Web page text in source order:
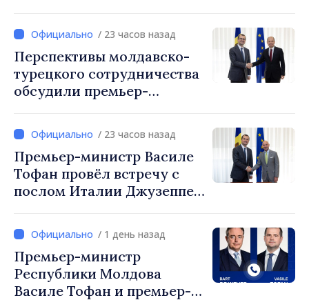
и экспорт
/ 23 часов назад
Перспективы молдавско-
турецкого сотрудничества
обсудили премьер-
посол Турции Уйгар
Мустафа Сертел/ 23 часов назад
Премьер-министр Василе
Тофан провёл встречу с
послом Италии Джузеппе
/ 1 день назад
Премьер-министр
Республики Молдова
Василе Тофан и премьер-